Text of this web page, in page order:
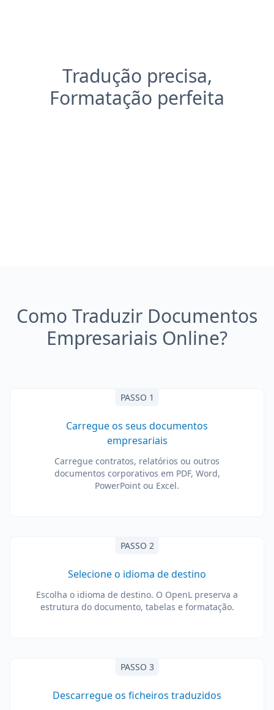
Tradução precisa,
Formatação perfeita
Como Traduzir Documentos
Empresariais Online?
PASSO 1
Carregue os seus documentos
empresariais
Carregue contratos, relatórios ou outros
documentos corporativos em PDF, Word,
PowerPoint ou Excel.
PASSO 2
Selecione o idioma de destino
Escolha o idioma de destino. O OpenL preserva a
estrutura do documento, tabelas e formatação.
PASSO 3
Descarregue os ficheiros traduzidos